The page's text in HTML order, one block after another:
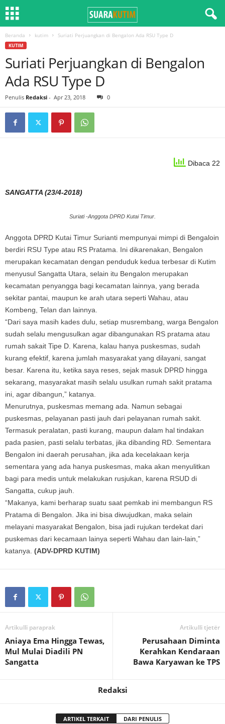
Beranda kutim Suriati Perjuangkan di Bengalon Ada RSU Type D
KUTIM
Suriati Perjuangkan di Bengalon
Ada RSU Type D
Penulis Redaksi - Apr 23, 2018 0
Dibaca 22
SANGATTA (23/4-2018)
Suriati -Anggota DPRD Kutai Timur.
Anggota DPRD Kutai Timur Surianti mempunyai mimpi di Bengaloin
berdiri RSU Type atau RS Pratama. Ini dikarenakan, Bengalon
merupakan kecamatan dengan penduduk kedua terbesar di Kutim
menyusul Sangatta Utara, selain itu Bengalon merupakan
kecamatan penyangga bagi kecamatan lainnya, yang berada
sekitar pantai, maupun ke arah utara seperti Wahau, atau
Kombeng, Telan dan lainnya.
“Dari saya masih kades dulu, setiap musrembang, warga Bengalon
sudah selalu mengusulkan agar dibangunakan RS pratama atau
rumah sakait Tipe D. Karena, kalau hanya puskesmas, sudah
kurang efektif, karena jumlah masyarakat yang dilayani, sangat
besar. Karena itu, ketika saya reses, sejak masuk DPRD hingga
sekarang, masyarakat masih selalu usulkan rumah sakit pratama
ini, agar dibangun,” katanya.
Menurutnya, puskesmas memang ada. Namun sebagai
puskesmas, pelayanan pasti jauh dari pelayanan rumah sakit.
Termasuk peralatan, pasti kurang, maupun dalam hal tindakan
pada pasien, pasti selalu terbatas, jika dibanding RD. Sementara
Bengalon ini daerah perusahan, jika ada kecelakaan kerja
sementara yang ada hanya puskesmas, maka akan menyulitkan
bagi para medis untuk melakukan rusjukan, karena RSUD di
Sangatta, cukup jauh.
“Makanya, kami berharap suatu saat pemkab ini membangun RS
Pratama di Bengalon. Jika ini bisa diwujudkan, maka selain
melayani masyarakat Bengalon, bisa jadi rujukan terdekat dari
puskemas dari kecamaan lainya seperti Wahau dan lain-lain,”
katanya. (ADV-DPRD KUTIM)
Artikulli paraprak
Aniaya Ema Hingga Tewas,
Mul Mulai Diadili PN
Sangatta
Artikulli tjetër
Perusahaan Diminta
Kerahkan Kendaraan
Bawa Karyawan ke TPS
Redaksi
ARTIKEL TERKAIT DARI PENULIS